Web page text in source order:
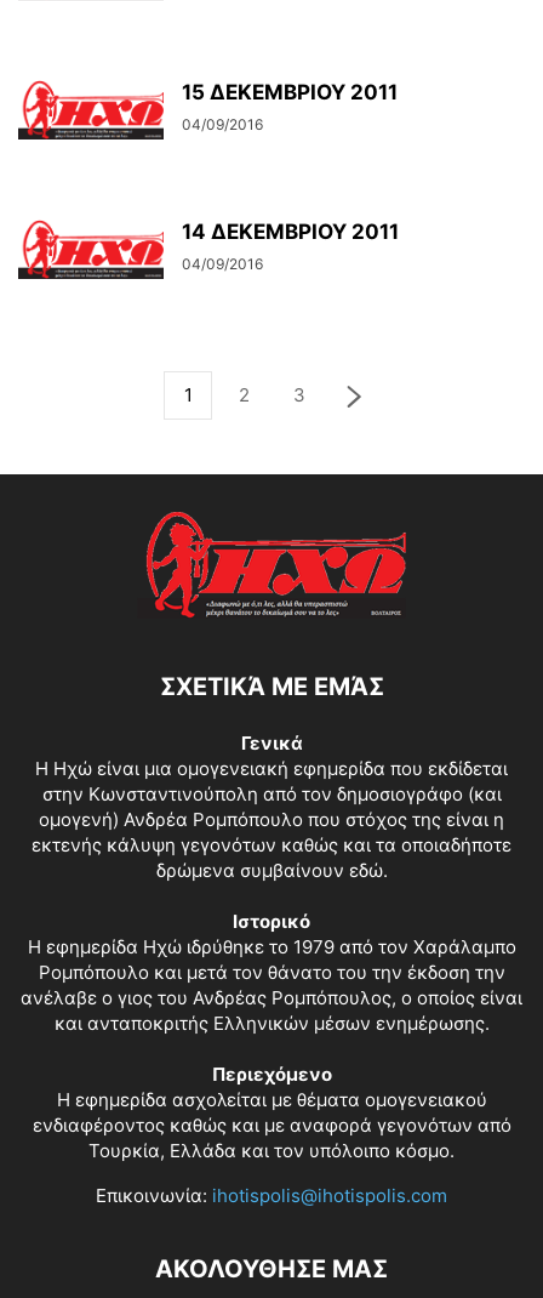
15 ΔΕΚΕΜΒΡΙΟΥ 2011
04/09/2016
14 ΔΕΚΕΜΒΡΙΟΥ 2011
04/09/2016
1 2 3
ΣΧΕΤΙΚΆ ΜΕ ΕΜΆΣ
Γενικά
Η Ηχώ είναι μια ομογενειακή εφημερίδα που εκδίδεται
στην Κωνσταντινούπολη από τον δημοσιογράφο (και
ομογενή) Ανδρέα Ρομπόπουλο που στόχος της είναι η
εκτενής κάλυψη γεγονότων καθώς και τα οποιαδήποτε
δρώμενα συμβαίνουν εδώ.
Ιστορικό
Η εφημερίδα Ηχώ ιδρύθηκε το 1979 από τον Χαράλαμπο
Ρομπόπουλο και μετά τον θάνατο του την έκδοση την
ανέλαβε ο γιος του Ανδρέας Ρομπόπουλος, ο οποίος είναι
και ανταποκριτής Ελληνικών μέσων ενημέρωσης.
Περιεχόμενο
Η εφημερίδα ασχολείται με θέματα ομογενειακού
ενδιαφέροντος καθώς και με αναφορά γεγονότων από
Τουρκία, Ελλάδα και τον υπόλοιπο κόσμο.
Επικοινωνία: ihotispolis@ihotispolis.com
ΑΚΟΛΟΥΘΗΣΕ ΜΑΣ